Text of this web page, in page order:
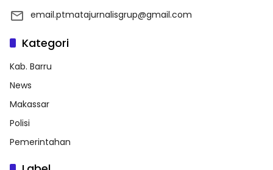
email.ptmatajurnalisgrup@gmail.com
Kategori
Kab. Barru
News
Makassar
Polisi
Pemerintahan